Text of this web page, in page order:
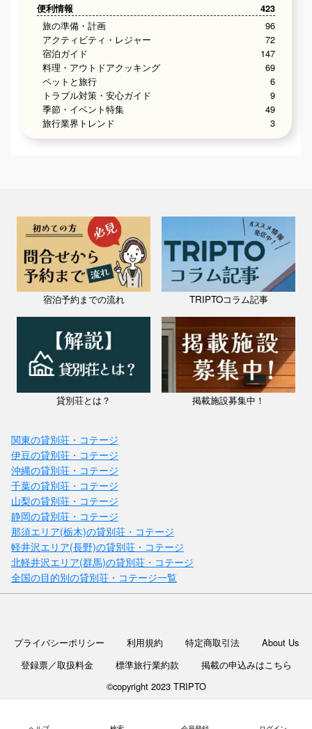
便利情報 423
旅の準備・計画
96
アクティビティ・レジャー
72
宿泊ガイド
147
料理・アウトドアクッキング
69
ペットと旅行
6
トラブル対策・安心ガイド
9
季節・イベント特集
49
旅行業界トレンド
3
宿泊予約までの流れ TRIPTOコラム記事
貸別荘とは？ 掲載施設募集中！
関東の貸別荘・コテージ
伊豆の貸別荘・コテージ
沖縄の貸別荘・コテージ
千葉の貸別荘・コテージ
山梨の貸別荘・コテージ
静岡の貸別荘・コテージ
那須エリア(栃木)の貸別荘・コテージ
軽井沢エリア(長野)の貸別荘・コテージ
北軽井沢エリア(群馬)の貸別荘・コテージ
全国の目的別の貸別荘・コテージ一覧
©copyright 2023 TRIPTO
プライバシーポリシー 利用規約 特定商取引法
About Us
登録票／取扱料金
標準旅行業約款 掲載の申込みはこちら